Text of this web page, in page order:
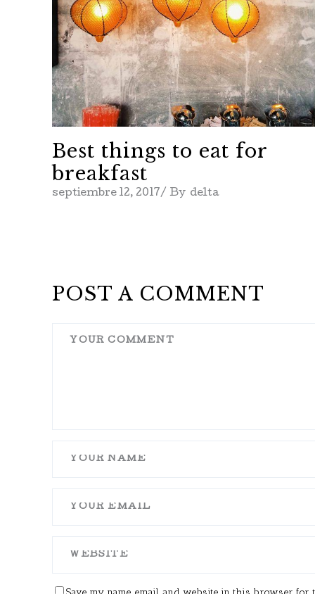
Best things to eat for
breakfast
septiembre 12, 2017 By delta
POST A COMMENT